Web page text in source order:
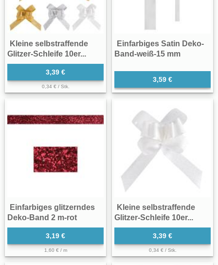
Kleine selbstraffende
Glitzer-Schleife 10er...
3,39 €
0,34 € / Stk.
Einfarbiges Satin Deko-
Band-weiß-15 mm
3,59 €
Einfarbiges glitzerndes
Deko-Band 2 m-rot
3,19 €
1,60 € / m
Kleine selbstraffende
Glitzer-Schleife 10er...
3,39 €
0,34 € / Stk.